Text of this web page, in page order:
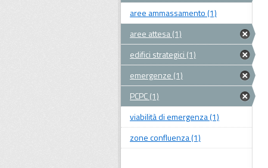
aree ammassamento (1)
aree attesa (1)
edifici strategici (1)
emergenze (1)
PCPC (1)
viabilità di emergenza (1)
zone confluenza (1)